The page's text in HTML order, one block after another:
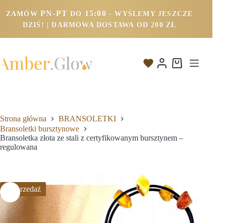
ZAMÓW PN-PT DO 15:00 - WYŚLEMY JESZCZE
DZIŚ! | DARMOWA DOSTAWA OD 200 ZŁ
Strona główna
BRANSOLETKI
Bransoletki bursztynowe
Bransoletka złota ze stali z certyfikowanym bursztynem –
regulowana
Wyprzedaż